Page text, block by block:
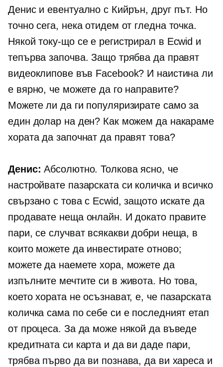
Денис и евентуално с Кийрън, друг път. Но
точно сега, нека отидем от гледна точка.
Някой току-що се е регистрирал в Ecwid и
тепърва започва. Защо трябва да правят
видеоклипове във Facebook? И наистина ли
е вярно, че можете да го направите?
Можете ли да ги популяризирате само за
един долар на ден? Как можем да накараме
хората да започнат да правят това?
Денис: Абсолютно. Толкова ясно, че
настройвате пазарската си количка и всичко
свързано с това с Ecwid, защото искате да
продавате неща онлайн. И докато правите
пари, се случват всякакви добри неща, в
които можете да инвестирате отново;
можете да наемете хора, можете да
изпълните мечтите си в живота. Но това,
което хората не осъзнават, е, че пазарската
количка сама по себе си е последният етап
от процеса. За да може някой да въведе
кредитната си карта и да ви даде пари,
трябва първо да ви познава, да ви хареса и